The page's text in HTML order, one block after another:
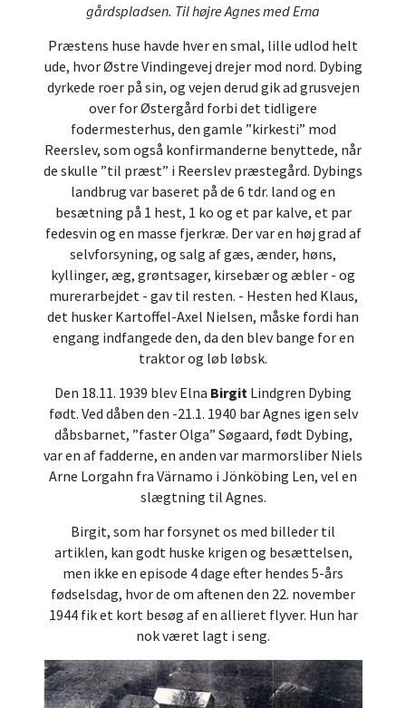
gårdspladsen. Til højre Agnes med Erna
Præstens huse havde hver en smal, lille udlod helt
ude, hvor Østre Vindingevej drejer mod nord. Dybing
dyrkede roer på sin, og vejen derud gik ad grusvejen
over for Østergård forbi det tidligere
fodermesterhus, den gamle ”kirkesti” mod
Reerslev, som også konfirmanderne benyttede, når
de skulle ”til præst” i Reerslev præstegård. Dybings
landbrug var baseret på de 6 tdr. land og en
besætning på 1 hest, 1 ko og et par kalve, et par
fedesvin og en masse fjerkræ. Der var en høj grad af
selvforsyning, og salg af gæs, ænder, høns,
kyllinger, æg, grøntsager, kirsebær og æbler - og
murerarbejdet - gav til resten. - Hesten hed Klaus,
det husker Kartoffel-Axel Nielsen, måske fordi han
engang indfangede den, da den blev bange for en
traktor og løb løbsk.
Den 18.11. 1939 blev Elna Birgit Lindgren Dybing
født. Ved dåben den -21.1. 1940 bar Agnes igen selv
dåbsbarnet, ”faster Olga” Søgaard, født Dybing,
var en af fadderne, en anden var marmorsliber Niels
Arne Lorgahn fra Värnamo i Jönköbing Len, vel en
slægtning til Agnes.
Birgit, som har forsynet os med billeder til
artiklen, kan godt huske krigen og besættelsen,
men ikke en episode 4 dage efter hendes 5-års
fødselsdag, hvor de om aftenen den 22. november
1944 fik et kort besøg af en allieret flyver. Hun har
nok været lagt i seng.